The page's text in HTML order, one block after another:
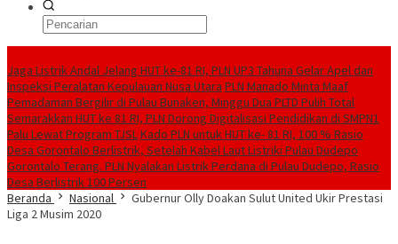
Jaga Listrik Andal Jelang HUT ke-81 RI, PLN UP3 Tahuna Gelar Apel dan
Inspeksi Peralatan Kepulauan Nusa Utara PLN Manado Minta Maaf
Pemadaman Bergilir di Pulau Bunaken, Minggu Dua PLTD Pulih Total
Semarakkan HUT ke 81 RI, PLN Dorong Digitalisasi Pendidikan di SMPN1
Palu Lewat Program TJSLKado PLN untuk HUT ke- 81 RI, 100 % Rasio
Desa Gorontalo Berlistrik, Setelah Kabel Laut Listriki Pulau Dudepo
Gorontalo Terang. PLN Nyalakan Listrik Perdana di Pulau Dudepo, Rasio
Desa Berlistrik 100 Persen
Beranda
Nasional
Gubernur Olly Doakan Sulut United Ukir Prestasi
Liga 2 Musim 2020